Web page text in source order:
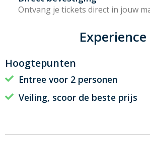
Ontvang je tickets direct in jouw
Experience
Hoogtepunten
Entree voor 2 personen
Veiling, scoor de beste prijs